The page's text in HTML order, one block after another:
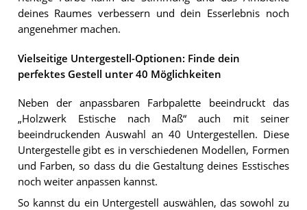
deines Raumes verbessern und dein Esserlebnis noch
angenehmer machen.
Vielseitige Untergestell-Optionen: Finde dein
perfektes Gestell unter 40 Möglichkeiten
Neben der anpassbaren Farbpalette beeindruckt das
„Holzwerk Estische nach Maß“ auch mit seiner
beeindruckenden Auswahl an 40 Untergestellen. Diese
Untergestelle gibt es in verschiedenen Modellen, Formen
und Farben, so dass du die Gestaltung deines Esstisches
noch weiter anpassen kannst.
So kannst du ein Untergestell auswählen, das sowohl zu